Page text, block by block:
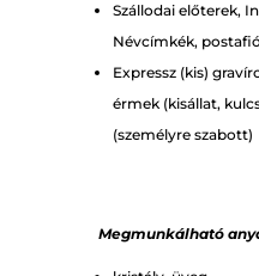
Szállodai előterek,
Névcímkék,
Expressz (kis)
érmek (kisállat,
(személyre szabott)
Megmunkálható